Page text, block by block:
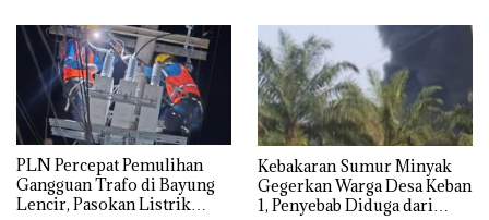
PLN Percepat Pemulihan
Gangguan Trafo di Bayung
Lencir, Pasokan Listrik
Kebakaran Sumur Minyak
Gegerkan Warga Desa Keban
1, Penyebab Diduga dari